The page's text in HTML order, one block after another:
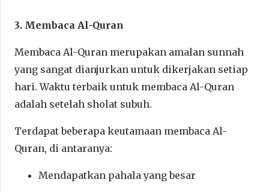
3. Membaca Al-Quran
Membaca Al-Quran merupakan amalan sunnah
yang sangat dianjurkan untuk dikerjakan setiap
hari. Waktu terbaik untuk membaca Al-Quran
adalah setelah sholat subuh.
Terdapat beberapa keutamaan membaca Al-
Quran, di antaranya:
Mendapatkan pahala yang besar